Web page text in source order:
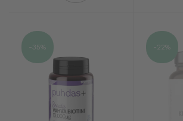
-35% -22%